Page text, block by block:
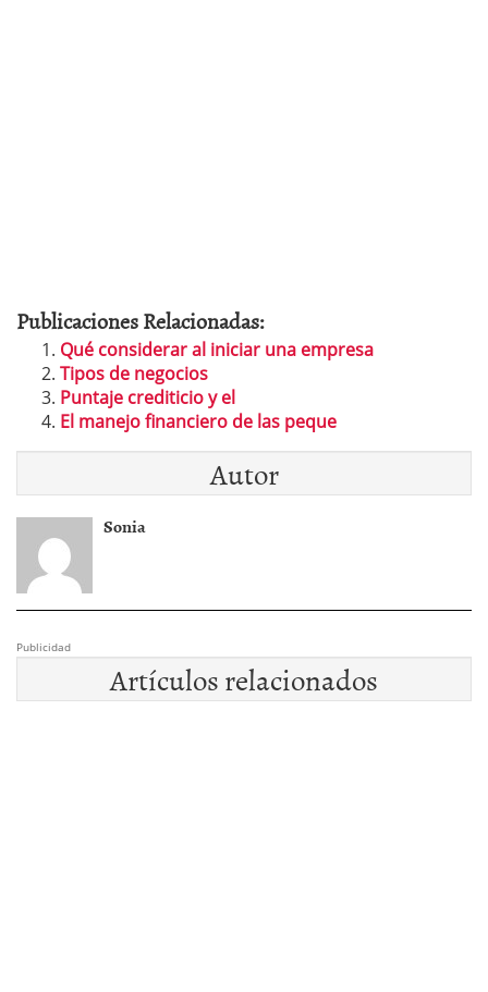
Publicaciones Relacionadas:
Qué considerar al iniciar una empresa
Tipos de negocios
Puntaje crediticio y el
El manejo financiero de las peque
Autor
Sonia
Publicidad
Artículos relacionados